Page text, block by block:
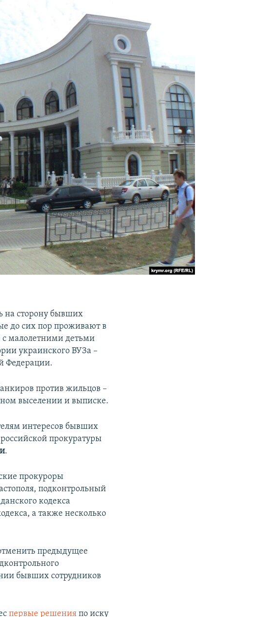
на сторону бывших
до сих пор проживают в
малолетними детьми
украинского ВУЗа –
Федерации.
против жильцов –
выселении и выписке.
интересов бывших
прокуратуры
.
прокуроры
подконтрольный
кодекса
а также несколько
предыдущее
бывших сотрудников
первые решения по иску